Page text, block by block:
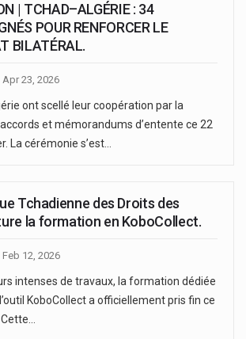
| TCHAD–ALGÉRIE : 34
POUR RENFORCER LE
BILATÉRAL.
Apr 23, 2026
ont scellé leur coopération par la
et mémorandums d’entente ce 22
La cérémonie s’est…
Tchadienne des Droits des
la formation en KoboCollect.
Feb 12, 2026
intenses de travaux, la formation dédiée
KoboCollect a officiellement pris fin ce